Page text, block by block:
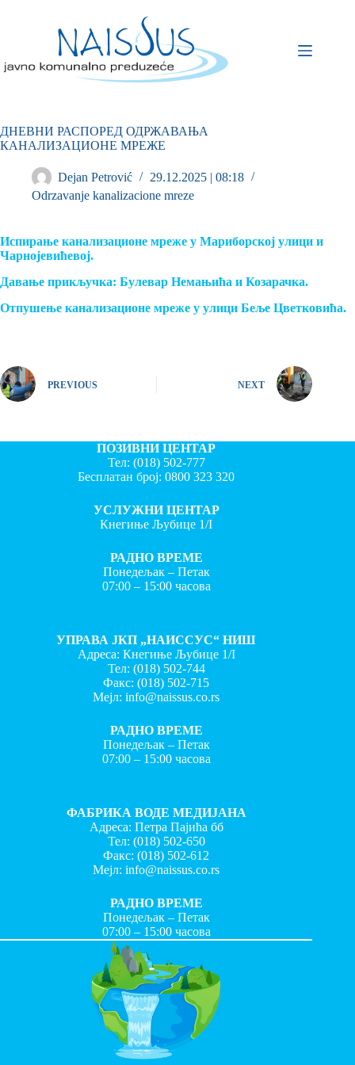
ДНЕВНИ РАСПОРЕД ОДРЖАВАЊА
КАНАЛИЗАЦИОНЕ МРЕЖЕ
Dejan Petrović
29.12.2025 | 08:18
Odrzavanje kanalizacione mreze
Испирање канализационе мреже у Мариборској улици и
Чарнојевићевој.
Давање прикључка: Булевар Немањића и Козарачка.
Отпушење канализационе мреже у улици Беље Цветковића.
PREVIOUS NEXT
ПОЗИВНИ ЦЕНТАР
Тел: (018) 502-777
Бесплатан број:0800 323 320
УСЛУЖНИ ЦЕНТАР
Кнегиње Љубице 1/I
РАДНО ВРЕМЕ
Понедељак – Петак
07:00 – 15:00 часова
УПРАВА ЈКП „НАИССУС“ НИШ
Адреса: Кнегиње Љубице 1/I
Тел: (018) 502-744
Факс:(018) 502-715
Мејл:info@naissus.co.rs
РАДНО ВРЕМЕ
Понедељак – Петак
07:00 – 15:00 часова
ФАБРИКА ВОДЕ МЕДИЈАНА
Адреса: Петра Пајића бб
Тел: (018) 502-650
Факс:(018) 502-612
Мејл:info@naissus.co.rs
РАДНО ВРЕМЕ
Понедељак – Петак
07:00 – 15:00 часова